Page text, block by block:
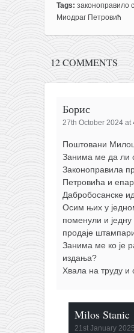
Tags: законоправило
Миодраг Петровић
12 COMMENTS
Борис
27th October 2024 at
Поштовани
Занима ме да ли
Законоправила
Петровића и
Дабробосанске
Осим њих у
поменули и једну
продаје
Занима ме ко је
издања?
Хвала на труду и
Milos Stanic
21st January